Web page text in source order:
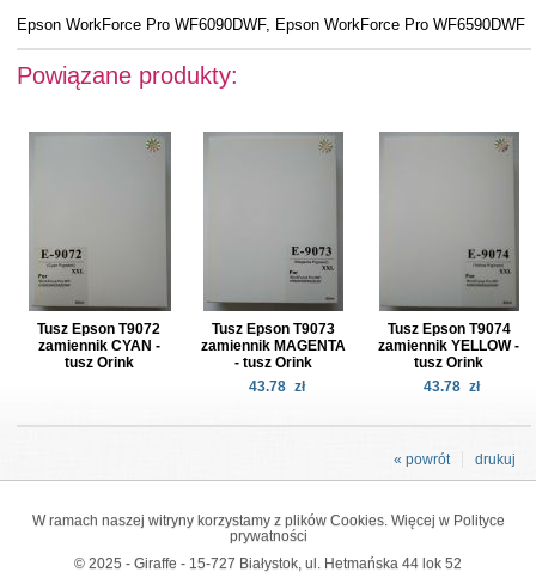
Epson WorkForce Pro WF6090DWF, Epson WorkForce Pro WF6590DWF
Powiązane produkty:
Tusz Epson T9072
zamiennik CYAN -
tusz Orink
Tusz Epson T9073
zamiennik MAGENTA
- tusz Orink
43.78 zł
Tusz Epson T9074
zamiennik YELLOW -
tusz Orink
43.78 zł
drukuj
« powrót
W ramach naszej witryny korzystamy z plików Cookies. Więcej w Polityce
prywatności
© 2025 - Giraffe - 15-727 Białystok, ul. Hetmańska 44 lok 52